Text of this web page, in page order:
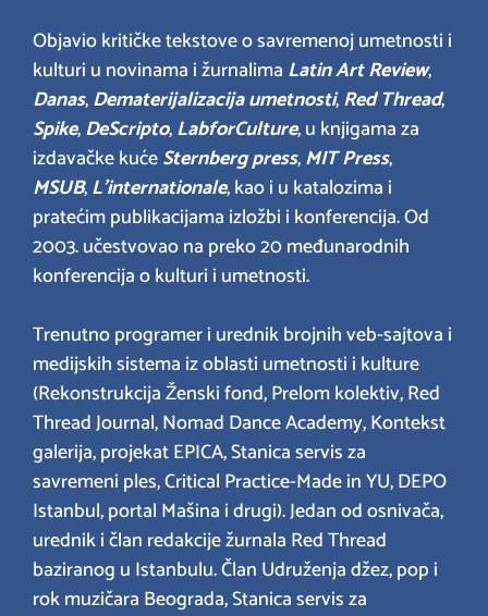
Objavio kritičke tekstove o savremenoj umetnosti i
kulturi u novinama i žurnalima Latin Art Review,
Danas,Dematerijalizacija umetnosti,Red Thread,
Spike,DeScripto,LabforCulture, u knjigama za
izdavačke kućeSternberg press,MIT Press,
MSUB,L’internationale, kao i u katalozima i
pratećim publikacijama izložbi i konferencija. Od
2003. učestvovao na preko 20 međunarodnih
konferencija o kulturi i umetnosti.
Trenutno programer i urednik brojnih veb-sajtova i
medijskih sistema iz oblasti umetnosti i kulture
(Rekonstrukcija Ženski fond, Prelom kolektiv, Red
Thread Journal, Nomad Dance Academy, Kontekst
galerija, projekat EPICA, Stanica servis za
savremeni ples, Critical Practice-Made in YU, DEPO
Istanbul, portal Mašina i drugi). Jedan od osnivača,
urednik i član redakcije žurnala Red Thread
baziranog u Istanbulu. Član Udruženja džez, pop i
rok muzičara Beograda, Stanica servis za